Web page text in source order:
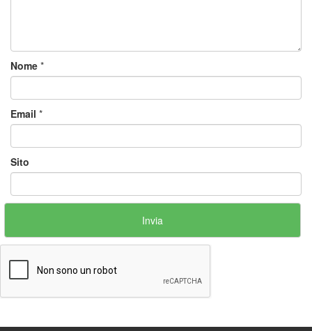
Nome *
Email *
Sito